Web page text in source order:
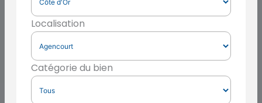
Localisation
Catégorie du bien